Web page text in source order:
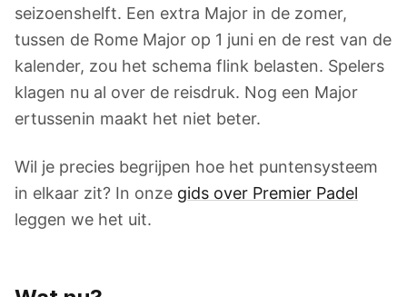
seizoenshelft. Een extra Major in de zomer,
tussen de Rome Major op 1 juni en de rest van de
kalender, zou het schema flink belasten. Spelers
klagen nu al over de reisdruk. Nog een Major
ertussenin maakt het niet beter.
Wil je precies begrijpen hoe het puntensysteem
in elkaar zit? In onze gids over Premier Padel
leggen we het uit.